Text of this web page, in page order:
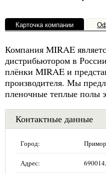
Карточка компании
Компания MIRAE
дистрибьютором в
плёнки MIRAE и
производителя. Мы
пленочные теплые полы
Контактные данные
Город:
Адрес: